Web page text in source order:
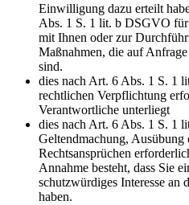
Einwilligung dazu erteilt
Abs. 1 S. 1 lit. b DSGVO
mit Ihnen oder zur
Maßnahmen, die auf
sind.
dies nach Art. 6 Abs. 1 S. 1
rechtlichen Verpflichtung
Verantwortliche unterliegt
dies nach Art. 6 Abs. 1 S. 1
Geltendmachung,
Rechtsansprüchen
Annahme besteht, dass Sie
schutzwürdiges Interesse an
haben.